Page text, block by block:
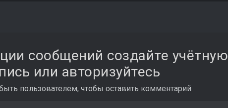
сообщений создайте учётную
или авторизуйтесь
пользователем, чтобы оставить комментарий